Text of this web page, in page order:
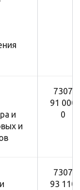
и
и
7307
91 000
0
7307
93 110